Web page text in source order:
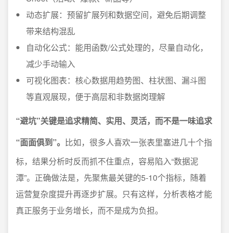
动态扩展：预留扩展列和数据空间，避免后期调整
带来结构混乱
自动化公式：能用函数/公式处理的，尽量自动化，
减少手动输入
可视化图表：核心数据用趋势图、柱状图、漏斗图
等直观展现，便于高层和非数据岗理解
“避坑”关键是追求精简、实用、灵活，而不是一味追求
“面面俱到”。 比如，很多人喜欢一张表里塞进几十个指
标，结果分析时反而抓不住重点，容易陷入“数据泥
潭”。正确做法是，先聚焦最关键的5-10个指标，随着
运营复杂度提升再逐步扩展。只有这样，分析表格才能
真正服务于业务增长，而不是成为负担。